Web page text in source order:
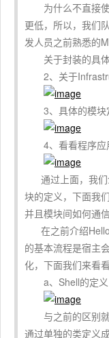
为什么不直接使
更低，所以，我们
发人员之前熟悉的
关于封装的具体
2、关于
3、具体的模块
4、看看程序应
通过上面，我们
块的定义，下面我
并且模块间如何通
在之前介绍
的基本流程是宿主
化，下面我们来看
a、Shell的定义
与之前的区别就
通过单独的类定义